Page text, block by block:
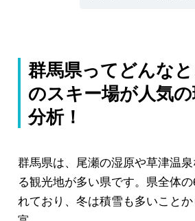
群馬県ってどんな
のスキー場が人気
分析！
群馬県は、尾瀬の湿原や草津温
る観光地が多い県です。県全体
れており、冬は積雪も多いこと